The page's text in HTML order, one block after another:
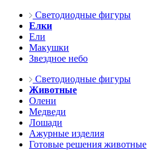
Светодиодные фигуры
Елки
Ели
Макушки
Звездное небо
Светодиодные фигуры
Животные
Олени
Медведи
Лошади
Ажурные изделия
Готовые решения животные